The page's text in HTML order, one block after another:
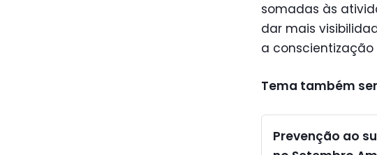
somadas às
dar mais
a
Tema também
Prevenção ao